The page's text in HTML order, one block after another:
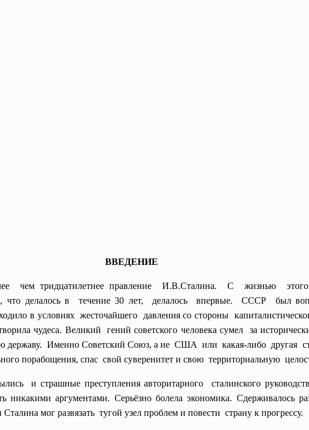
ВВЕДЕНИЕ
чем тридцатилетнее правление И.В.Сталина. С жизнью этого
делалось в течение 30 лет, делалось впервые. СССР был
в условиях жесточайшего давления со стороны
чудеса. Великий гений советского человекасумел за
державу. Именно Советский Союз, а не США или какая-либо другая
порабощения, спас свой суверенитет и свою территориальную
и страшные преступления авторитарного сталинского
аргументами. Серьёзно болела экономика. Сдерживалось
мог развязать тугой узел проблем и повести страну к прогрессу.